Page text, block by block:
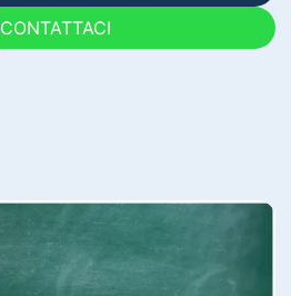
CONTATTACI